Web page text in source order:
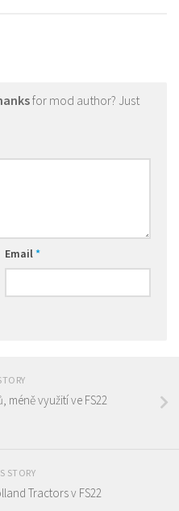
for mod author? Just
Email*
využití ve FS22
STORY
Tractors v FS22